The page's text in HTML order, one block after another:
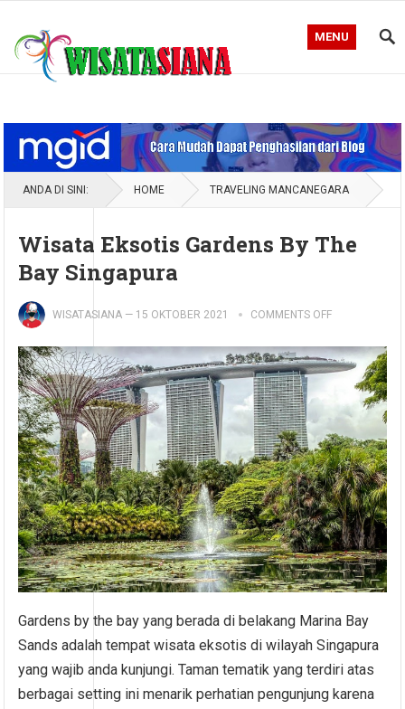
MENU
ANDA DI SINI: HOME TRAVELING MANCANEGARA
Wisata Eksotis Gardens By The
Bay Singapura
WISATASIANA — 15 OKTOBER 2021 COMMENTS OFF
Gardens by the bay yang berada di belakang Marina Bay
Sands adalah tempat wisata eksotis di wilayah Singapura
yang wajib anda kunjungi. Taman tematik yang terdiri atas
berbagai setting ini menarik perhatian pengunjung karena